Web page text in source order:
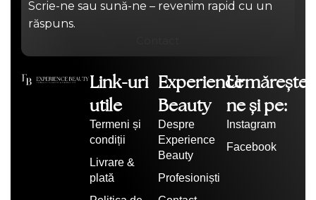
Scrie-ne sau sună-ne – revenim rapid cu un
răspuns.
Link-uri
utile
Termeni și
condiții
Livrare &
plată
Experience
Beauty
Despre
Experience
Beauty
Profesioniști
Urmărește-
ne și pe:
Instagram
Facebook